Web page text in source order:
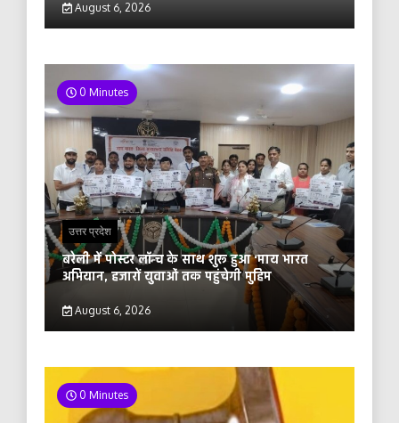
August 6, 2026
0 Minutes
उत्तर प्रदेश
बरेली में पोस्टर लॉन्च के साथ शुरू हुआ ‘माय भारत
अभियान, हजारों युवाओं तक पहुंचेगी मुहिम
August 6, 2026
0 Minutes